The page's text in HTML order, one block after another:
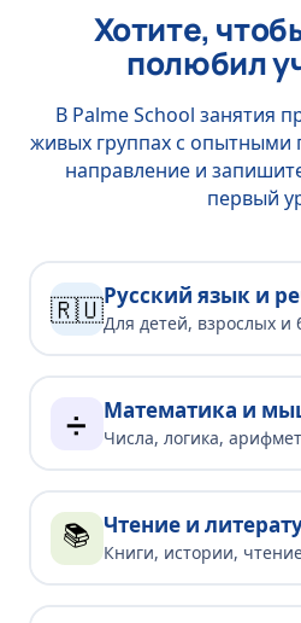
Хотите,
полюбил
В Palme School занятия
живых группах с опытными
направление и
первый
🇷🇺Русский язык и
Для детей, взрослых и
➗ Математика и
Числа, логика,
📚 Чтение и
Книги, истории,